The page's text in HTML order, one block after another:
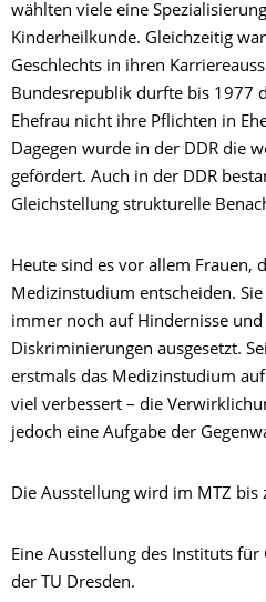
wählten viele eine
Kinderheilkunde. Gleichzeitig
Geschlechts in ihren
Bundesrepublik durfte bis 1977
Ehefrau nicht ihre Pflichten in
Dagegen wurde in der DDR die
gefördert. Auch in der DDR
Gleichstellung strukturelle
Heute sind es vor allem Frauen,
Medizinstudium entscheiden.
immer noch auf Hindernisse
Diskriminierungen ausgesetzt.
erstmals das Medizinstudium
viel verbessert – die
jedoch eine Aufgabe der
Die Ausstellung wird im MTZ bis
Eine Ausstellung des Instituts
der TU Dresden.